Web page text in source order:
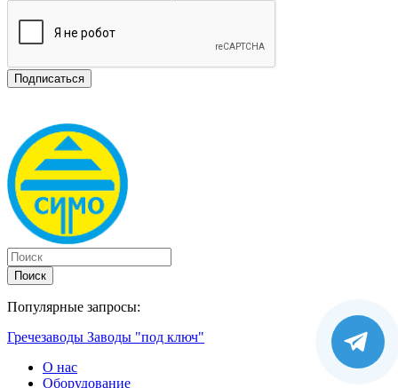
Поиск
Популярные запросы:
Гречезаводы Заводы "под ключ"
О нас
Оборудование